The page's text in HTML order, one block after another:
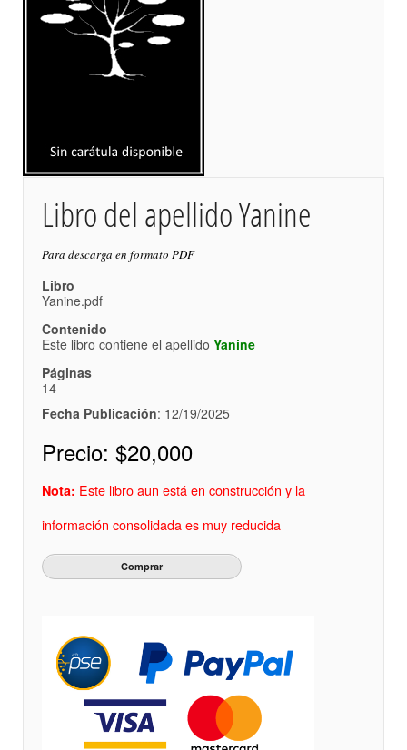
Libro del apellido Yanine
Para descarga en formato PDF
Libro
Yanine.pdf
Contenido
Este libro contiene el apellido Yanine
Páginas
14
Fecha Publicación: 12/19/2025
Precio: $20,000
Nota: Este libro aun está en construcción y la
información consolidada es muy reducida